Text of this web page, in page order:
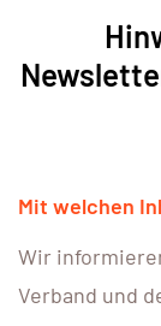
Mit welchen
Wir
Verband und